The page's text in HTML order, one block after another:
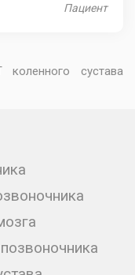
Пациент
коленного сустава